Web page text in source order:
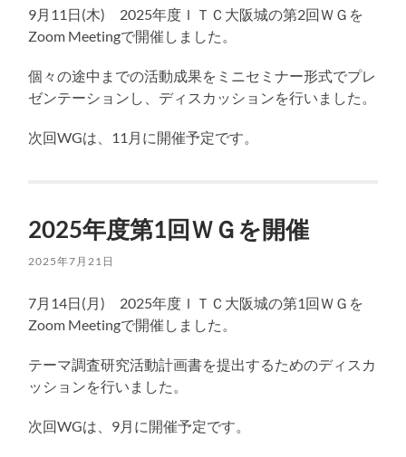
9月11日(木) 2025年度ＩＴＣ大阪城の第2回ＷＧを
Zoom Meetingで開催しました。
個々の途中までの活動成果をミニセミナー形式でプレ
ゼンテーションし、ディスカッションを行いました。
次回WGは、11月に開催予定です。
2025年度第1回ＷＧを開催
2025年7月21日
7月14日(月) 2025年度ＩＴＣ大阪城の第1回ＷＧを
Zoom Meetingで開催しました。
テーマ調査研究活動計画書を提出するためのディスカ
ッションを行いました。
次回WGは、9月に開催予定です。